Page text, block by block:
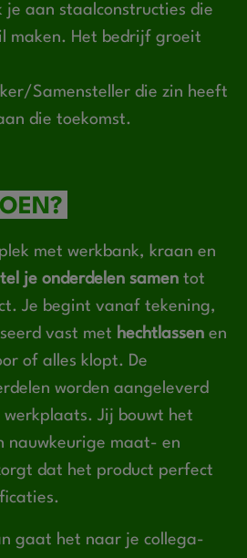
je aan staalconstructies die
maken. Het bedrijf groeit
Samensteller die zin heeft
die toekomst.
met werkbank, kraan en
je onderdelen samen tot
Je begint vanaf tekening,
vast met hechtlassen en
of alles klopt. De
worden aangeleverd
werkplaats. Jij bouwt het
nauwkeurige maat- en
dat het product perfect
gaat het naar je collega-